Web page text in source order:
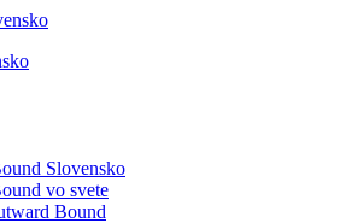
Slovensko
vo svete
Bound